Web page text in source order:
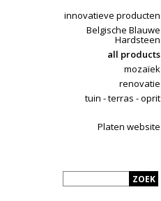
innovatieve producten
Belgische Blauwe
Hardsteen
all products
mozaïek
renovatie
tuin - terras - oprit
Platen website